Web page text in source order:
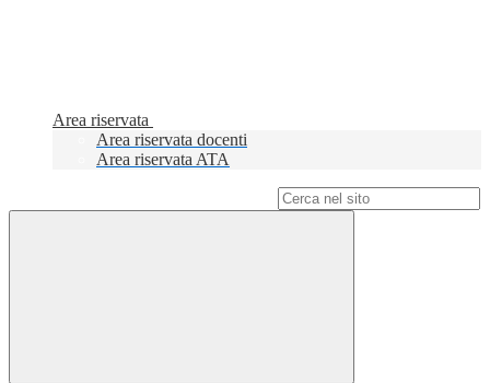
Area riservata
Area riservata docenti
Area riservata ATA